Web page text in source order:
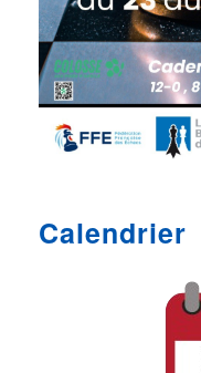
Calendrier